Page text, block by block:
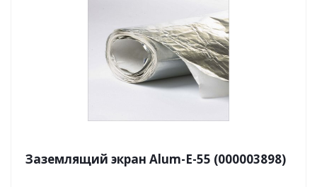
Заземлящий экран Alum-E-55 (000003898)